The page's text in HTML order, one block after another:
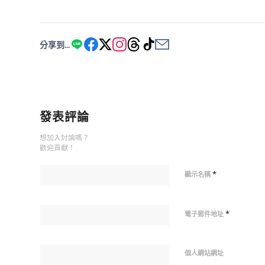
分享到...
發表評論
想加入討論嗎？
歡迎貢獻！
顯示名稱 *
電子郵件地址 *
個人網站網址